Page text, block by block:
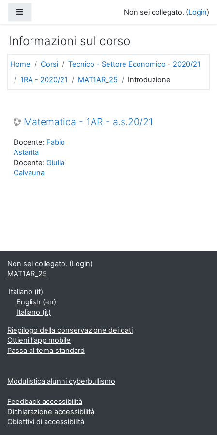
Non sei collegato. (Login)
Informazioni sul corso
Home Corsi
Tecnico - Settore Economico - 2020/21
1RA - 2020/21
MAT1AR_25 Introduzione
Matematica - 1AR - a.s.20/21
Docente: Fabio
Astarita
Docente: Giulia
Calvauna
Non sei collegato. (Login)
MAT1AR_25
Italiano ‎(it)‎
English ‎(en)‎
Italiano ‎(it)‎
Riepilogo della conservazione dei dati
Ottieni l'app mobile
Passa al tema standard
Modulistica alunni cyberbullismo
Feedback accessibilità
Dichiarazione accessibilità
Obiettivi di accessibilità